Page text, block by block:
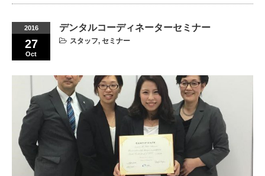
2016
27
Oct
デンタルコーディネーターセミナー
スタッフ, セミナー